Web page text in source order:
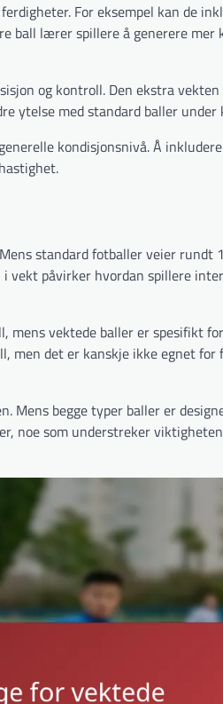
For eksempel kan de
ball lærer spillere å generere
og kontroll. Den ekstra
ytelse med standard baller under
kondisjonsnivå. Å
standard fotballer veier rundt
vekt påvirker hvordan spillere
mens vektede baller er spesifikt
men det er kanskje ikke egnet for
Mens begge typer baller er
noe som understreker